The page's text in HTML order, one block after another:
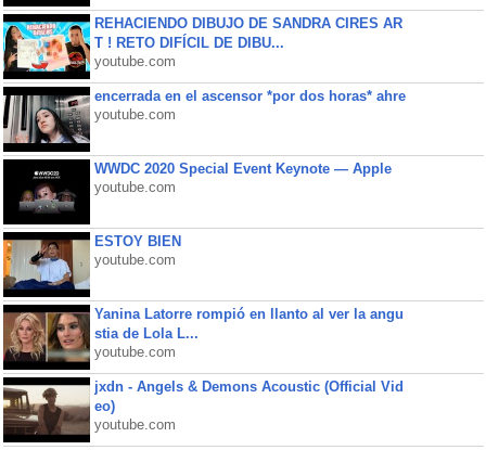
REHACIENDO DIBUJO DE SANDRA CIRES AR
T ! RETO DIFÍCIL DE DIBU...
youtube.com
encerrada en el ascensor *por dos horas* ahre
youtube.com
WWDC 2020 Special Event Keynote — Apple
youtube.com
ESTOY BIEN
youtube.com
Yanina Latorre rompió en llanto al ver la angu
stia de Lola L...
youtube.com
jxdn - Angels & Demons Acoustic (Official Vid
eo)
youtube.com